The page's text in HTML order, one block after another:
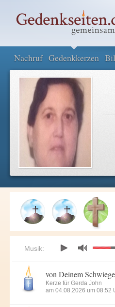
Nachruf Gedenkkerzen
Musik:
von Deinem
Kerze für Gerda John
am 04.08.2026 um 08:52